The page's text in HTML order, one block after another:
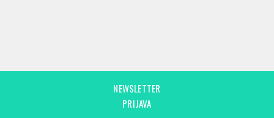
NEWSLETTER
PRIJAVA